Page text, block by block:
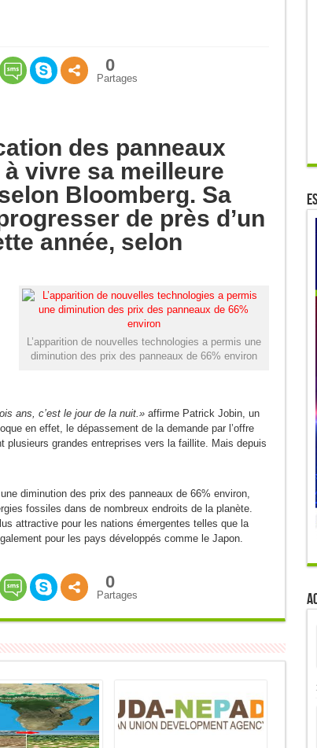
0
Partages
des panneaux
vivre sa meilleure
Bloomberg. Sa
de près d’un
année, selon
L’apparition de nouvelles technologies a permis une
diminution des prix des panneaux de 66% environ
ans, c’est le jour de la nuit.»affirme Patrick Jobin, un
en effet, le dépassement de la demande par l’offre
plusieurs grandes entreprises vers la faillite. Mais depuis
diminution des prix des panneaux de 66% environ,
fossiles dans de nombreux endroits de la planète.
attractive pour les nations émergentes telles que la
pour les pays développés comme le Japon.
0
Partages